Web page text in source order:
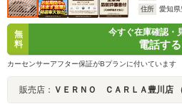
住所
愛知県
無
料
今すぐ在庫確認・
電話する
カーセンサーアフター保証がBプランに付いています
販売店： ＶＥＲＮＯ ＣＡＲＬＡ豊川店